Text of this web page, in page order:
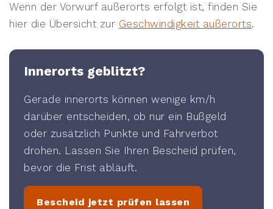
Wenn der Vorwurf außerorts erfolgt ist, finden Sie
hier die Übersicht zur Geschwindigkeit außerorts.
Innerorts geblitzt?
Gerade innerorts können wenige km/h
darüber entscheiden, ob nur ein Bußgeld
oder zusätzlich Punkte und Fahrverbot
drohen. Lassen Sie Ihren Bescheid prüfen,
bevor die Frist abläuft.
Bescheid jetzt prüfen lassen